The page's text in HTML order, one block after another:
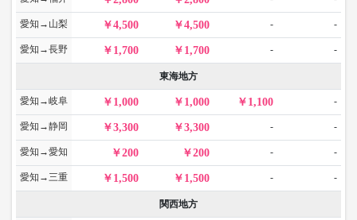
愛知→山梨 4,500 4,500 - -
愛知→長野 1,700 1,700 - -
東海地方
愛知→岐阜 1,000 1,000 1,100 -
愛知→静岡 3,300 3,300 - -
愛知→愛知 200 200 - -
愛知→三重 1,500 1,500 - -
関西地方